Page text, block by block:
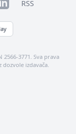
RSS
3771. Sva prava
dozvole izdavača.